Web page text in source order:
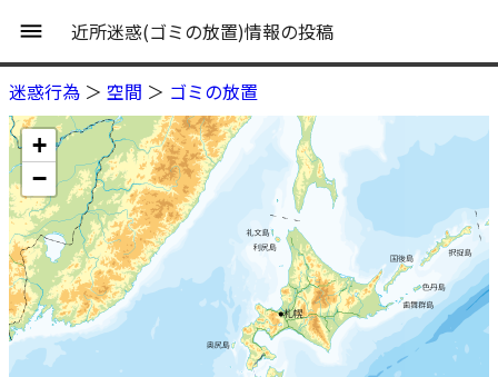
近所迷惑(ゴミの放置)情報の投稿
迷惑行為 ＞ 空間 ＞ ゴミの放置
+
−